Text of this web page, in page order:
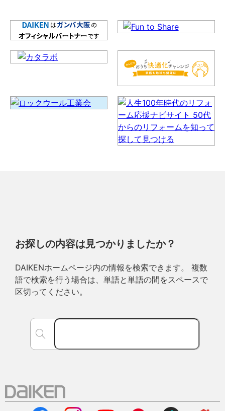
お探しの内容は見つかりましたか？
DAIKENホームページ内の情報を検索できます。 複数
語で検索を行う場合は、単語と単語の間をスペースで
区切ってください。